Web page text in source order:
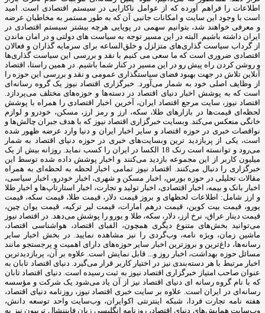
اطلاعات را فراهم آورده که از عوامل ناکارایی در سیستم اقتصادی است. امید
است با وجود این سایت و امکانات جانبی آن که به طور مستمر به مخاطبان عرضه
و معرفی خواهند شد، بتوانیم سهمی در پویایی هرچه بیشتر سیستم اقتصادی در
ایران داشته باشیم. البته در این مسیر توجه به سیاست های دولتی و در امان ماندن
از گرداب سیاست گذاری‌های متزلزل و خلق‌الساعه برای سرمایه گذاران و فعالان
اقتصادی ضروری است که ما سعی می کنیم با نقد و بررسی این سیاست گذاری‌ها
و روشن کردن راه پیش رو در این مسیر در کنار شما باشیم. در همین راستا، اقتصاد
آنلاین تلاش در جهت بهبود فضای سیاستگذاری عمومی و نقد و بررسی این حوزه را
از وظایف اصلی خود به شمار می‌آورد. خبرگزاری اقتصاد نیوز یک گروه رسانه‌ای
است که به پوشش اخبار دنیای اقتصاد در دسته‌ها و حوزه‌های مختلف می‌پردازد.
اقتصاد نیوز، سایت مرجع اقتصاد ایران، آخرین اخبار اقتصادی را همراه با پوشش
لحظه‌ای قیمت‌ها در بازارهای طلا، سکه، ارز و رمز ارز، مسکن، خودرو و لوازم
خانگی منعکس می‌کند. وبسایت خبرگزاری اقتصاد نیوز که با هدف جبران چالش‌ها و
نواقصات خبری در حوزه اقتصاد و سایر اخبار ایران و دنیا وارد عرضه ظهور شده
است، یکی از پربازدید ترین وبسایت‌های خبری در حوزه دنیای اقتصاد به شمار
می‌رود و توانسته است رنک 18 الکسا در ایران را کسب نماید. روزانه بیش از یک
میلیون کاربر از این مجموعه بازدید می‌کنند و اخبار پوشش داده شده توسط این
خبرگزاری را دنبال می‌کنند. اقتصاد نیوز تمامی اخبار لحظه به لحظه‌ای به همراه
مقالات تحلیلی در حوزه بورس، اخبار مسکن و شهری، اخبار خودرو، اخبار سیاسی،
اخبار بانک و بیمه، اخبار اقتصادی، اخبار تولید و تجارت، اخبار استارتاپ‌ها و اخبار طلا
و ارز شامل: اطلاعات لحظهای و بروز قیمت دلار، قیمت طلا، قیمت سکه، قیمت
یورو، قیمت بیت کوین، قیمت درهم امارات، قیمت لیر ترکیه، قیمت یوان چین،
قیمت دینار عراق، نرخ ارز، دلار، سکه، طلا و یورو را پوشش می‌دهد. در اقتصاد نیوز
می‌توانید بخش‌های متنوع دیگری همچون، الفبای اقتصاد، هواشناسی اقتصاد،
ماشین زمان، ویژه نامه، وب‌گردی را نیز مشاهده نمایید. در بخش اخبار سایر
رسانه‌ها، داغ‌ترین و بروزترین اخبار سایر حوزه‌های دارای اهمیت و پرجستجو مانند
مسائل حوزه بهداشت، اخبار روز و... قابل نمایش است. علاوه بر آن، پربازدیدترین
اخبار مرتبط با هر دسته‌بندی نیز در اختیار کاربر قرار می‌گیرد. دنیای اقتصاد تابان به
عنوان صاحب امتیاز خبرگزاری اقتصاد نیوز به ثبت رسیده است. دنیای اقتصاد تابان
که با نام گروه رسانه ای دنیای اقتصاد نیز از آن یاد می‌شود یک شرکت و مؤسسه
رسانه‌ای در ایران است. علاوه بر سایت خبری اقتصاد نیوز، روزنامه دنیای اقتصاد،
هفته ‌نامه تجارت فردا، شبکه اینترنتی اکوایران، وب‌سایت واحد توسعه دانش،
وب‌سایت همایش‌های دنیای اقتصاد، روزنامه انگلیسی ‌زبان فایننشال تریبون نیز به